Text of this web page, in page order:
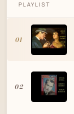
PLAYLIST
01
02